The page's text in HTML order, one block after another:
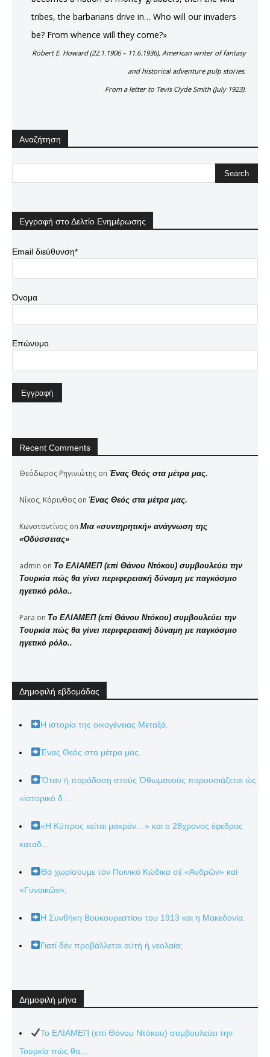
tribes, the barbarians drive in… Who will our invaders
be? From whence will they come?»
Robert E. Howard (22.1.1906 – 11.6.1936), American writer of fantasy
and historical adventure pulp stories.
From a letter to Tevis Clyde Smith (July 1923).
Αναζήτηση
Εγγραφή στο Δελτίο Ενημέρωσης
Email διεύθυνση*
Όνομα
Επώνυμο
Recent Comments
Θεόδωρος Ρηγινιώτης on Ένας Θεός στα μέτρα μας.
Νίκος, Κόρινθος on Ένας Θεός στα μέτρα μας.
Κωνσταντίνος on Μια «συντηρητική» ανάγνωση της
«Οδύσσειας»
admin on Το ΕΛΙΑΜΕΠ (επί Θάνου Ντόκου) συμβουλεύει την
Τουρκία πώς θα γίνει περιφερειακή δύναμη με παγκόσμιο
ηγετικό ρόλο..
Para on Το ΕΛΙΑΜΕΠ (επί Θάνου Ντόκου) συμβουλεύει την
Τουρκία πώς θα γίνει περιφερειακή δύναμη με παγκόσμιο
ηγετικό ρόλο..
Δημοφιλή εβδομάδας
Η ιστορία της οικογένειας Μεταξά.
Ένας Θεός στα μέτρα μας.
Ὅταν ἡ παράδοση στούς Ὀθωμανούς παρουσιάζεται ὡς
«ἱστορικό δ...
«Η Κύπρος κείται μακράν…» και ο 28χρονος έφεδρος
καταδ...
Θά χωρίσουμε τόν Ποινικό Κώδικα σέ «Ἀνδρῶν» καί
«Γυναικῶν»;
Η Συνθήκη Βουκουρεστίου του 1913 και η Μακεδονία.
Γιατί δέν προβάλλεται αὐτή ἡ νεολαία;
Δημοφιλή μήνα
Το ΕΛΙΑΜΕΠ (επί Θάνου Ντόκου) συμβουλεύει την
Τουρκία πώς θα...